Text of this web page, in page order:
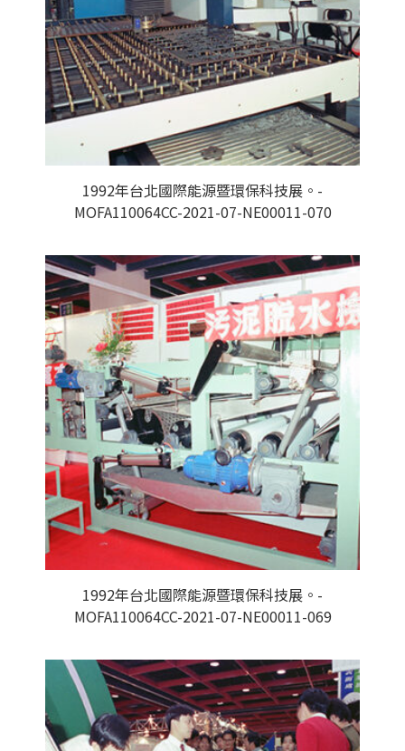
1992年台北國際能源暨環保科技展。-
MOFA110064CC-2021-07-NE00011-070
1992年台北國際能源暨環保科技展。-
MOFA110064CC-2021-07-NE00011-069